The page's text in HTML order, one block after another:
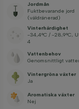
Jordmån
Fuktbevarande jord
(väldränerad)
Vinterhärdighet
-34,4°C / -28,9°C,
4
Vattenbehov
Genomsnittligt
Vintergröna växter
Ja
Aromatiska växter
Nej